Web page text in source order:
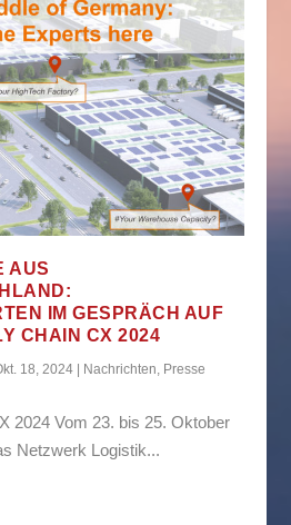
AUS
IM GESPRÄCH AUF
CHAIN CX 2024
18, 2024 | Nachrichten Presse
2024 Vom 23. bis 25. Oktober
Netzwerk Logistik...